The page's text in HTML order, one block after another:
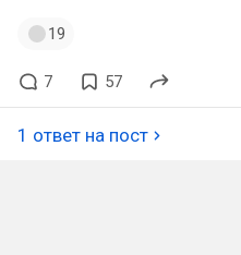
19
7 57
1 ответ на пост